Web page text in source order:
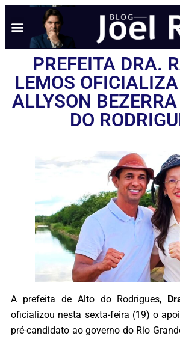
PREFEITA DRA.
LEMOS
ALLYSON
DO
A prefeita de Alto do Rodrigues,
oficializou nesta sexta-feira (19) o
pré-candidato ao governo do Rio